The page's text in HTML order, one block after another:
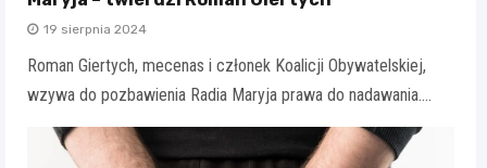
19 sierpnia 2024
Roman Giertych, mecenas i członek Koalicji Obywatelskiej,
wzywa do pozbawienia Radia Maryja prawa do nadawania.…